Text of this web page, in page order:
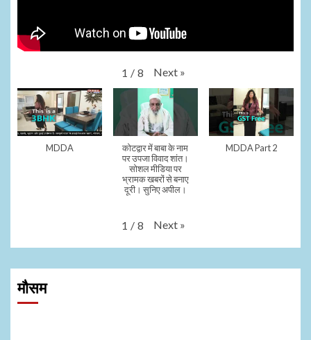
1 / 8 Next »
MDDA
कोटद्वार में बाबा के नाम
पर उपजा विवाद शांत।
सोशल मीडिया पर
भ्रामक खबरों से बनाए
दूरी। सुनिए अपील।
MDDA Part 2
1 / 8 Next »
मौसम